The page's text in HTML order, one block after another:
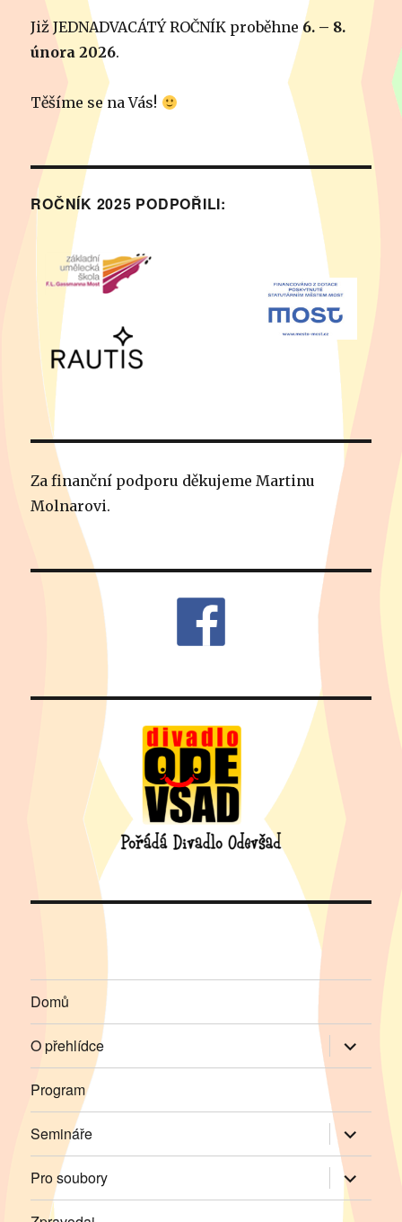
Již JEDNADVACÁTÝ ROČNÍK proběhne6. – 8.
února 2026.
Těšíme se na Vás!
ROČNÍK 2025 PODPOŘILI:
Za finanční podporu děkujeme Martinu
Molnarovi.
Domů
O přehlídce Zobrazit
položky
Program
Semináře Zobrazit
položky
Pro soubory
Zobrazit
položky